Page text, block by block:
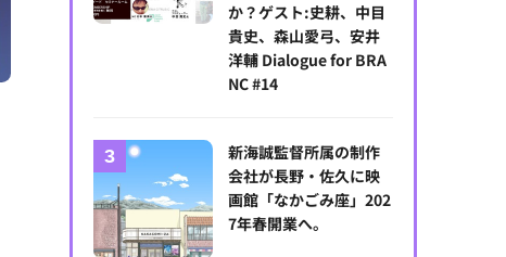
か？ゲスト:史耕、中目
貴史、森山愛弓、安井
洋輔 Dialogue for BRA
NC #14
新海誠監督所属の制作
会社が長野・佐久に映
画館「なかごみ座」202
7年春開業へ。